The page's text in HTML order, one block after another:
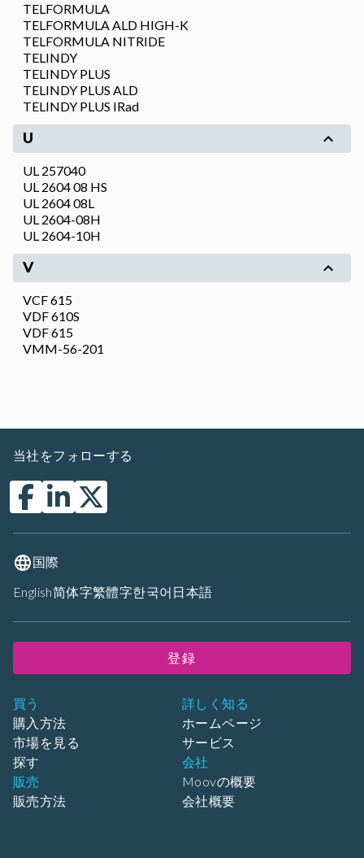
TELFORMULA
TELFORMULA ALD HIGH-K
TELFORMULA NITRIDE
TELINDY
TELINDY PLUS
TELINDY PLUS ALD
TELINDY PLUS IRad
U
UL 257040
UL 2604 08 HS
UL 2604 08L
UL 2604-08H
UL 2604-10H
V
VCF 615
VDF 610S
VDF 615
VMM-56-201
買う
購入方法
市場を見る
探す
販売
販売方法
詳しく知る
ホームページ
サービス
会社
Moovの概要
会社概要
当社をフォローする
国際
English简体字繁體字한국어 日本語
登録